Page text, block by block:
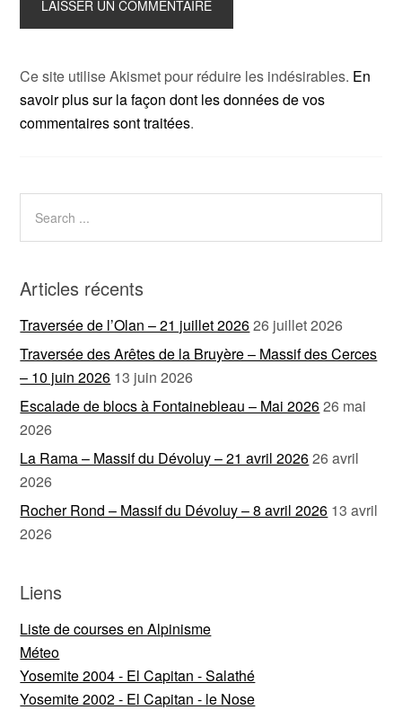
Ce site utilise Akismet pour réduire les indésirables. En
savoir plus sur la façon dont les données de vos
commentaires sont traitées.
Articles récents
Traversée de l’Olan – 21 juillet 202626 juillet 2026
Traversée des Arêtes de la Bruyère – Massif des Cerces
– 10 juin 2026 13 juin 2026
Escalade de blocs à Fontainebleau – Mai 202626 mai
2026
La Rama – Massif du Dévoluy – 21 avril 202626 avril
2026
Rocher Rond – Massif du Dévoluy – 8 avril 2026 13 avril
2026
Liens
Liste de courses en Alpinisme
Méteo
Yosemite 2004 - El Capitan - Salathé
Yosemite 2002 - El Capitan - le Nose